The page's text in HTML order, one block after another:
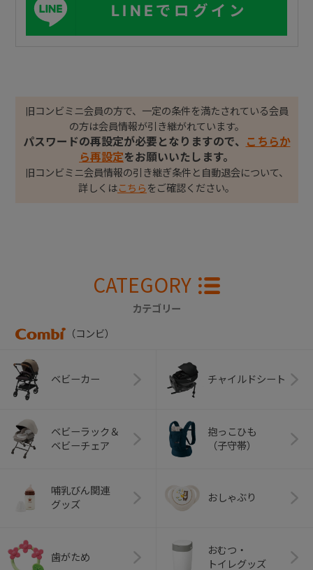
LINEでログイン
旧コンビミニ会員の方で、一定の条件を満たされている会員
の方は会員情報が引き継がれています。
パスワードの再設定が必要となりますので、
こちらか
ら再設定をお願いいたします。
旧コンビミニ会員情報の引き継ぎ条件と自動退会について、
詳しくはこちら をご確認ください。
CATEGORY
カテゴリー
（コンビ）
ベビーカー チャイルドシート
ベビーラック＆
ベビーチェア
抱っこひも
（子守帯）
哺乳びん関連
グッズ
おしゃぶり
歯がため
おむつ・
トイレグッズ